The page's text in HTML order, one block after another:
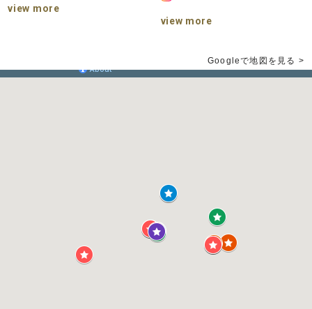
view more
view more
Googleで地図を見る >